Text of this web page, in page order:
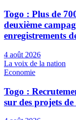
Togo : Plus de
deuxième
enregistrements
4 août 2026
La voix de la nation
Economie
Togo :
sur des projets